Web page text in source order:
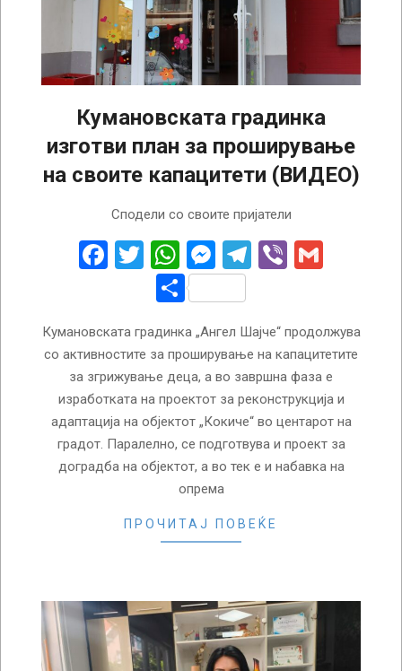
Кумановската градинка
изготви план за проширување
на своите капацитети (ВИДЕО)
Сподели со своите пријатели
Facebook
Twitter
WhatsApp
Messenger
Telegram
Viber
Share
Кумановската градинка „Ангел Шајче“ продолжува
со активностите за проширување на капацитетите
за згрижување деца, а во завршна фаза е
изработката на проектот за реконструкција и
адаптација на објектот „Кокиче“ во центарот на
градот. Паралелно, се подготвува и проект за
доградба на објектот, а во тек е и набавка на
опрема
ПРОЧИТАЈ ПОВЕЌЕ